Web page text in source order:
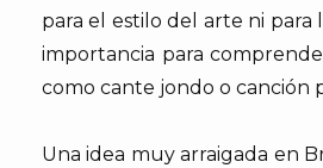
para el estilo del arte ni para
importancia para
como cante jondo o canción
Una idea muy arraigada en